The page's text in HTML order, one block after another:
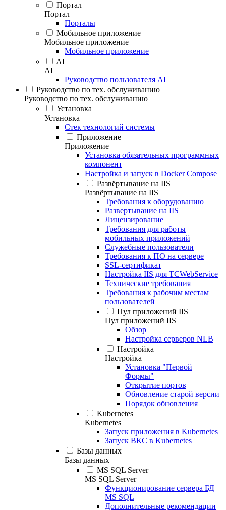
Портал
Портал
Порталы
Мобильное приложение
Мобильное приложение
Мобильное приложение
AI
AI
Руководство пользователя AI
Руководство по тех. обслуживанию
Руководство по тех. обслуживанию
Установка
Установка
Стек технологий системы
Приложение
Приложение
Установка обязательных программных
компонент
Настройка и запуск в Docker Compose
Развёртывание на IIS
Развёртывание на IIS
Требования к оборудованию
Развертывание на IIS
Лицензирование
Требования для работы
мобильных приложений
Служебные пользователи
Требования к ПО на сервере
SSL-сертификат
Настройка IIS для TCWebService
Технические требования
Требования к рабочим местам
пользователей
Пул приложений IIS
Пул приложений IIS
Обзор
Настройка серверов NLB
Настройка
Настройка
Установка "Первой
Формы"
Открытие портов
Обновление старой версии
Порядок обновления
Kubernetes
Kubernetes
Запуск приложения в Kubernetes
Запуск ВКС в Kubernetes
Базы данных
Базы данных
MS SQL Server
MS SQL Server
Функционирование сервера БД
MS SQL
Дополнительные рекомендации